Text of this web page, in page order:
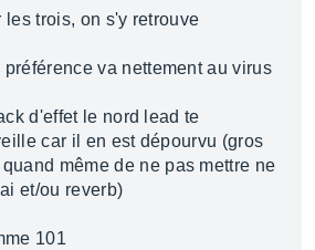
les trois, on s'y retrouve
va nettement au virus
d'effet le nord lead te
car il en est dépourvu (gros
même de ne pas mettre ne
et/ou reverb)
101